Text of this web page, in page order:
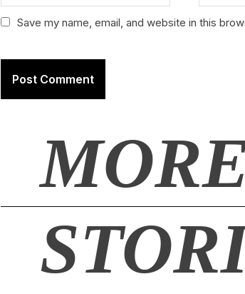
Save my name, email, and website in this